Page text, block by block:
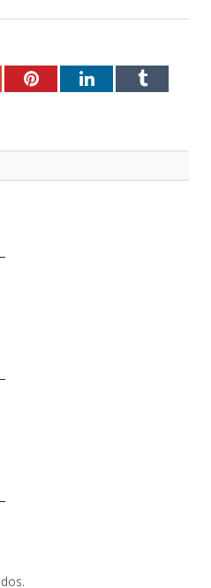
PinterestLinkedInTumblr